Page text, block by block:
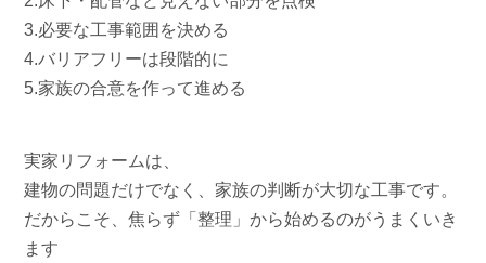
3.必要な工事範囲を決める
4.バリアフリーは段階的に
5.家族の合意を作って進める
実家リフォームは、
建物の問題だけでなく、家族の判断が大切な工事です。
だからこそ、焦らず「整理」から始めるのがうまくいき
ます